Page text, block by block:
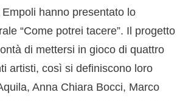
hanno presentato lo
“Come potrei tacere”. Il progetto
di mettersi in gioco di quattro
artisti, così si definiscono loro
Anna Chiara Bocci, Marco